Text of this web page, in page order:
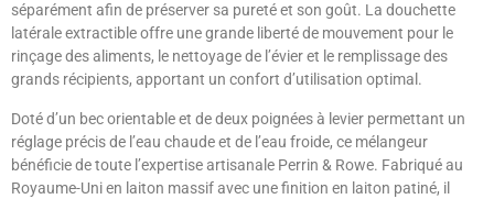
séparément afin de préserver sa pureté et son goût. La douchette
latérale extractible offre une grande liberté de mouvement pour le
rinçage des aliments, le nettoyage de l’évier et le remplissage des
grands récipients, apportant un confort d’utilisation optimal.
Doté d’un bec orientable et de deux poignées à levier permettant un
réglage précis de l’eau chaude et de l’eau froide, ce mélangeur
bénéficie de toute l’expertise artisanale Perrin & Rowe. Fabriqué au
Royaume-Uni en laiton massif avec une finition en laiton patiné, il